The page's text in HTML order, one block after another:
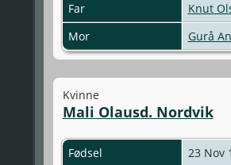
Far
Knut
Mor
Gurå
Kvinne
Mali Olausd. Nordvik
Fødsel 23 Nov